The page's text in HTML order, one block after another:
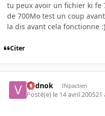
tu peux avoir un fichier ki fe
de 700Mo test un coup
la dis avant cela fonctionne :)
Citer
vodnok INpactien
Posté(e) le 14 avril 200521